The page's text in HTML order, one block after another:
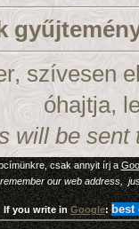
szívesen
óhajtja,
will be
csak annyit írj a
our web address,
If you write inGoogle:best